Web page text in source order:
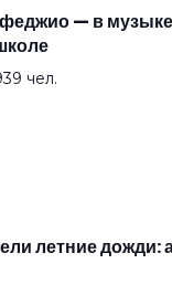
похмелья
— в
чел.
летние дожди: